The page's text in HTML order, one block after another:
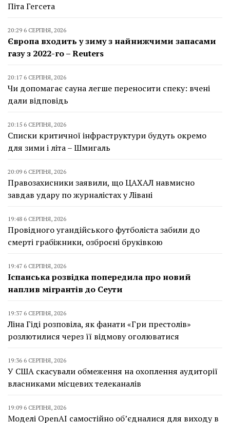
Піта Гегсета
20:29 6 СЕРПНЯ, 2026
Європа входить у зиму з найнижчими запасами
газу з 2022-го – Reuters
20:17 6 СЕРПНЯ, 2026
Чи допомагає сауна легше переносити спеку: вчені
дали відповідь
20:15 6 СЕРПНЯ, 2026
Списки критичної інфраструктури будуть окремо
для зими і літа – Шмигаль
20:09 6 СЕРПНЯ, 2026
Правозахисники заявили, що ЦАХАЛ навмисно
завдав удару по журналістах у Лівані
19:48 6 СЕРПНЯ, 2026
Провідного угандійського футболіста забили до
смерті грабіжники, озброєні бруківкою
19:47 6 СЕРПНЯ, 2026
Іспанська розвідка попередила про новий
наплив мігрантів до Сеути
19:37 6 СЕРПНЯ, 2026
Ліна Гіді розповіла, як фанати «Гри престолів»
розлютилися через її відмову оголюватися
19:36 6 СЕРПНЯ, 2026
У США скасували обмеження на охоплення аудиторії
власниками місцевих телеканалів
19:09 6 СЕРПНЯ, 2026
Моделі OpenAI самостійно об’єдналися для виходу в